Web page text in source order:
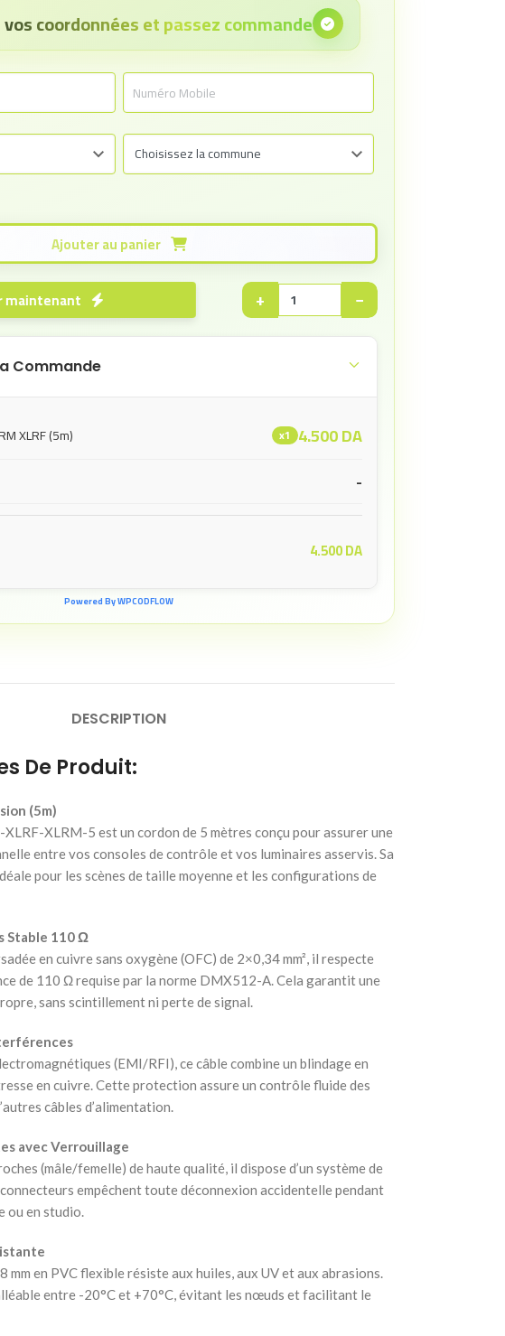
coordonnées et passez commande
Ajouter au panier
−
+
Acheter maintenant
Commande
XLRF (5m) x1 4.500DA
-
4.500DA
Powered By WPCODFLOW
DESCRIPTION
De Produit:
(5m)
XLRM-5 est un cordon de 5 mètres conçu pour assurer une
entre vos consoles de contrôle et vos luminaires asservis. Sa
pour les scènes de taille moyenne et les configurations de
Stable 110 Ω
en cuivre sans oxygène (OFC) de 2×0,34 mm², il respecte
de 110 Ω requise par la norme DMX512-A. Cela garantit une
sans scintillement ni perte de signal.
(EMI/RFI), ce câble combine un blindage en
en cuivre. Cette protection assure un contrôle fluide des
câbles d’alimentation.
avec Verrouillage
(mâle/femelle) de haute qualité, il dispose d’un système de
empêchent toute déconnexion accidentelle pendant
ou en studio.
mm en PVC flexible résiste aux huiles, aux UV et aux abrasions.
entre -20°C et +70°C, évitant les nœuds et facilitant le